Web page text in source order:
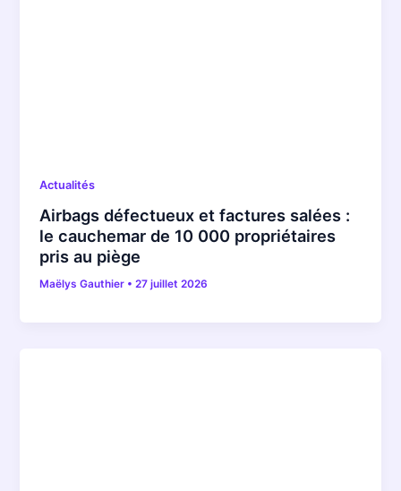
Actualités
Airbags défectueux et factures salées :
le cauchemar de 10 000 propriétaires
pris au piège
Maëlys Gauthier •27 juillet 2026